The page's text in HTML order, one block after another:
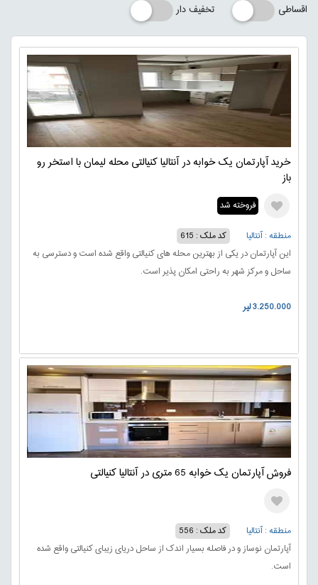
اقساطی تخفیف دار
خرید آپارتمان یک خوابه در آنتالیا کنیالتی محله لیمان با استخر رو
باز
فروخته شد
منطقه : آنتالیا
کد ملک : 615
این آپارتمان در یکی از بهترین محله های کنیالتی واقع شده است و دسترسی به
ساحل و مرکز شهر به راحتی امکان پذیر است.
3.250.000 لیر
فروش آپارتمان یک خوابه 65 متری در آنتالیا کنیالتی
منطقه : آنتالیا
کد ملک : 556
آپارتمان نوساز و در فاصله بسیار اندک از ساحل دریای زیبای کنیالتی واقع شده
است.